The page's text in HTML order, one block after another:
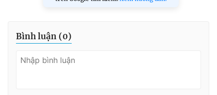
Bình luận (0)